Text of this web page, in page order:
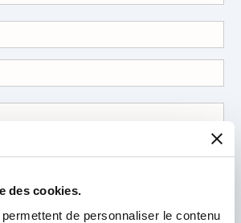
des cookies.
de personnaliser le contenu